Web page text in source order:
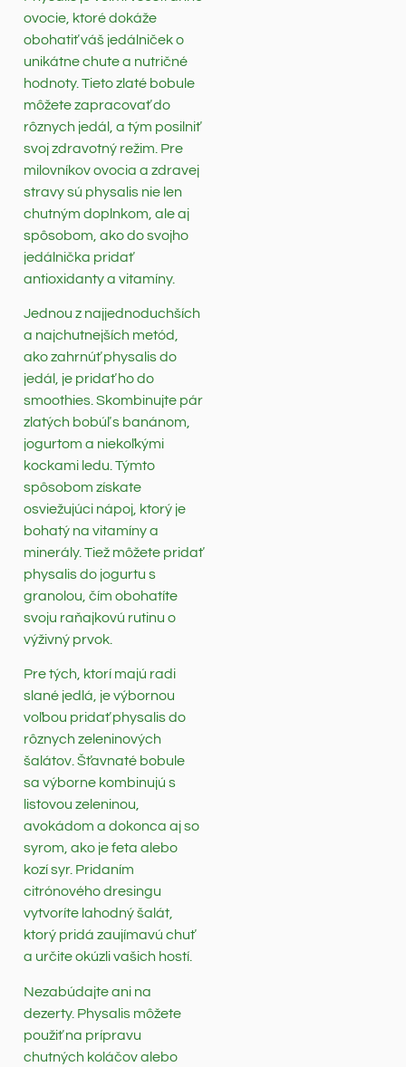
ovocie, ktoré dokáže
obohatiť váš jedálniček o
unikátne chute a nutričné
hodnoty. Tieto zlaté bobule
môžete zapracovať do
rôznych jedál, a tým posilniť
svoj zdravotný režim. Pre
milovníkov ovocia a zdravej
stravy sú physalis nie len
chutným doplnkom, ale aj
spôsobom, ako do svojho
jedálnička pridať
antioxidanty a vitamíny.
Jednou z najjednoduchších
a najchutnejších metód,
ako zahrnúť physalis do
jedál, je pridať ho do
smoothies. Skombinujte pár
zlatých bobúľ s banánom,
jogurtom a niekoľkými
kockami ledu. Týmto
spôsobom získate
osviežujúci nápoj, ktorý je
bohatý na vitamíny a
minerály. Tiež môžete pridať
physalis do jogurtu s
granolou, čím obohatíte
svoju raňajkovú rutinu o
výživný prvok.
Pre tých, ktorí majú radi
slané jedlá, je výbornou
voľbou pridať physalis do
rôznych zeleninových
šalátov. Šťavnaté bobule
sa výborne kombinujú s
listovou zeleninou,
avokádom a dokonca aj so
syrom, ako je feta alebo
kozí syr. Pridaním
citrónového dresingu
vytvoríte lahodný šalát,
ktorý pridá zaujímavú chuť
a určite okúzli vašich hostí.
Nezabúdajte ani na
dezerty. Physalis môžete
použiť na prípravu
chutných koláčov alebo